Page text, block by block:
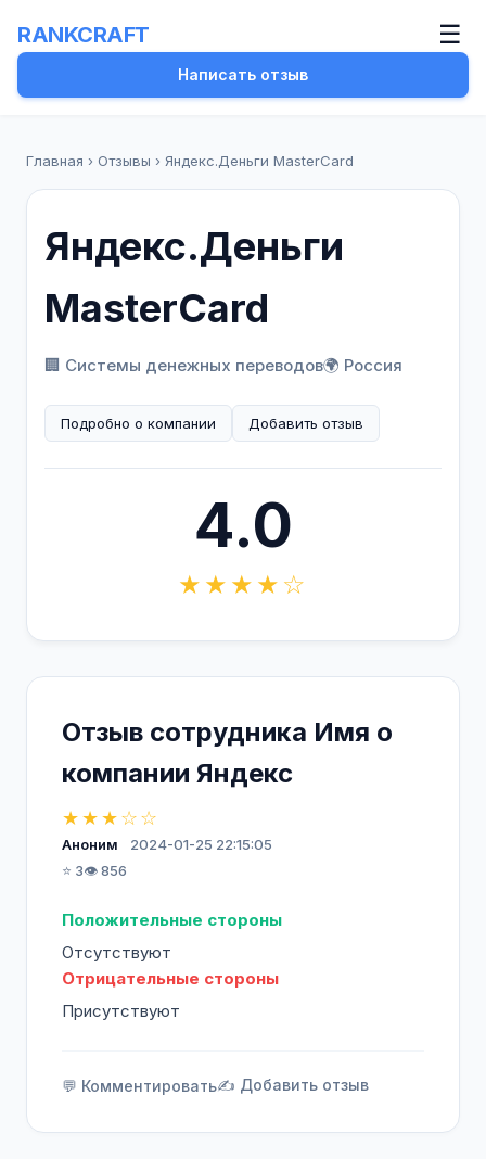
RANKCRAFT ☰
Написать отзыв
Главная › Отзывы › Яндекс.Деньги MasterCard
Яндекс.Деньги
MasterCard
🏢 Системы денежных переводов🌍 Россия
Подробно о компании Добавить отзыв
4.0
★★★★☆
Отзыв сотрудника Имя о
компании Яндекс
★★★☆☆
Аноним
2024-01-25 22:15:05
⭐ 3👁️ 856
Положительные стороны
Отсутствуют
Отрицательные стороны
Присутствуют
💬 Комментировать✍️ Добавить отзыв